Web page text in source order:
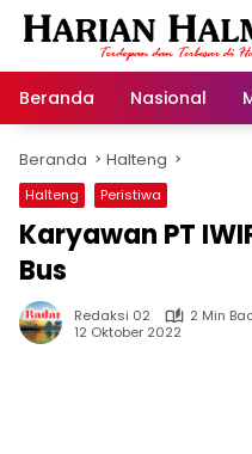
Langsung
Beranda
Nasional
Beranda Halteng
Halteng Peristiwa
Karyawan PT
Bus
Redaksi 02
2 Min
12 Oktober 2022